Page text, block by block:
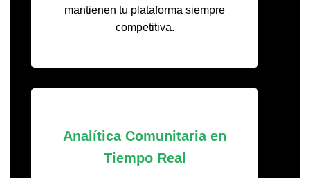
mantienen tu plataforma siempre
competitiva.
Analítica Comunitaria en
Tiempo Real